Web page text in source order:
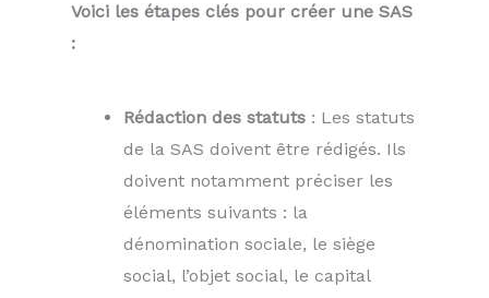
Voici les étapes clés pour créer une SAS
:
Rédaction des statuts : Les statuts
de la SAS doivent être rédigés. Ils
doivent notamment préciser les
éléments suivants : la
dénomination sociale, le siège
social, l’objet social, le capital